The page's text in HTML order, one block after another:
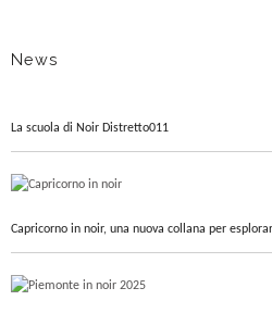
News
La scuola di Noir Distretto011
Capricorno in noir, una nuova collana per